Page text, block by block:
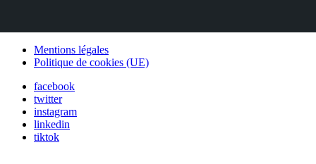
Mentions légales
Politique de cookies (UE)
facebook
twitter
instagram
linkedin
tiktok